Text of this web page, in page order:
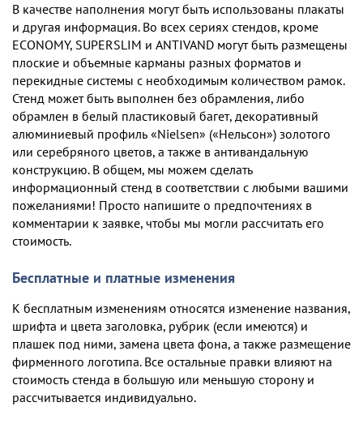
В качестве наполнения могут быть использованы плакаты
и другая информация. Во всех сериях стендов, кроме
ECONOMY, SUPERSLIM и ANTIVAND могут быть размещены
плоские и объемные карманы разных форматов и
перекидные системы с необходимым количеством рамок.
Стенд может быть выполнен без обрамления, либо
обрамлен в белый пластиковый багет, декоративный
алюминиевый профиль «Nielsen» («Нельсон») золотого
или серебряного цветов, а также в антивандальную
конструкцию. В общем, мы можем сделать
информационный стенд в соответствии с любыми вашими
пожеланиями! Просто напишите о предпочтениях в
комментарии к заявке, чтобы мы могли рассчитать его
стоимость.
Бесплатные и платные изменения
К бесплатным изменениям относятся изменение названия,
шрифта и цвета заголовка, рубрик (если имеются) и
плашек под ними, замена цвета фона, а также размещение
фирменного логотипа. Все остальные правки влияют на
стоимость стенда в большую или меньшую сторону и
рассчитывается индивидуально.